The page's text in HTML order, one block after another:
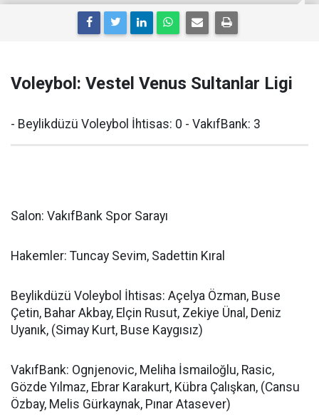
Voleybol: Vestel Venus Sultanlar Ligi
- Beylikdüzü Voleybol İhtisas: 0 - VakıfBank: 3
Salon: VakıfBank Spor Sarayı
Hakemler: Tuncay Sevim, Sadettin Kıral
Beylikdüzü Voleybol İhtisas: Açelya Özman, Buse
Çetin, Bahar Akbay, Elçin Rusut, Zekiye Ünal, Deniz
Uyanık, (Simay Kurt, Buse Kaygısız)
VakıfBank: Ognjenovic, Meliha İsmailoğlu, Rasic,
Gözde Yılmaz, Ebrar Karakurt, Kübra Çalışkan, (Cansu
Özbay, Melis Gürkaynak, Pınar Atasever)